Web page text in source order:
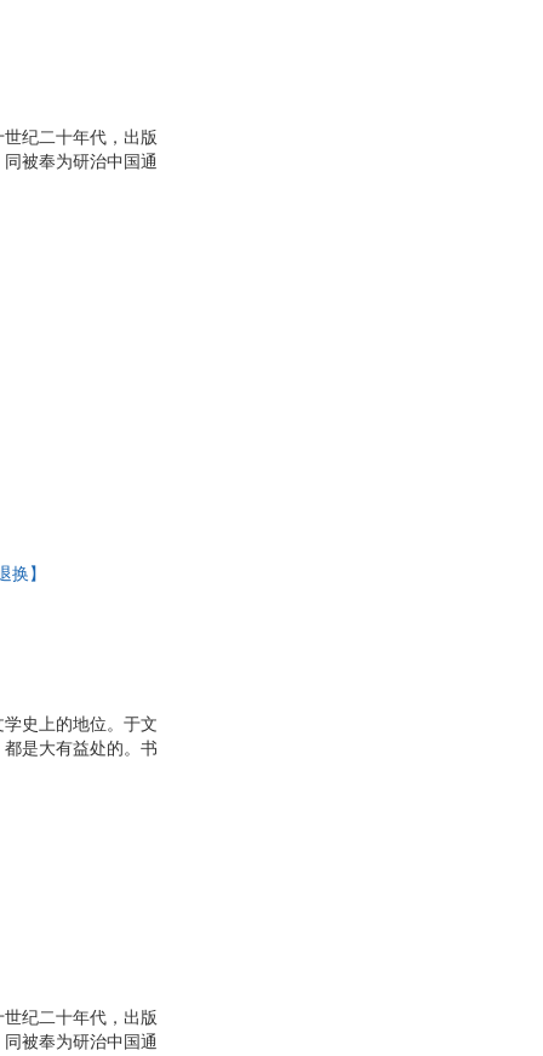
纪二十年代，出版
被奉为研治中国通
最近重新翻读此
资料基础工作。我
换】
史上的地位。于文
是大有益处的。书
纪二十年代，出版
被奉为研治中国通